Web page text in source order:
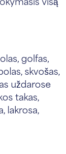
golfas,
skvošas,
uždarose
takas,
lakrosa,